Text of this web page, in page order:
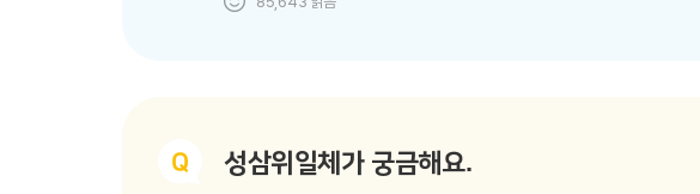
성삼위일체가 궁금해요.